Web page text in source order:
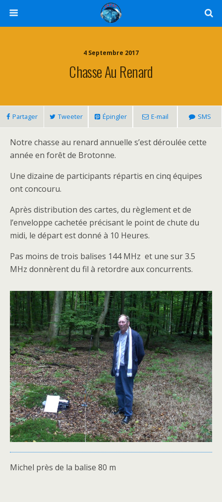
4 Septembre 2017
Chasse Au Renard
Partager Tweeter Épingler E-mail SMS
Notre chasse au renard annuelle s’est déroulée cette
année en forêt de Brotonne.
Une dizaine de participants répartis en cinq équipes
ont concouru.
Après distribution des cartes, du règlement et de
l’enveloppe cachetée précisant le point de chute du
midi, le départ est donné à 10 Heures.
Pas moins de trois balises 144 MHz et une sur 3.5
MHz donnèrent du fil à retordre aux concurrents.
Michel près de la balise 80 m